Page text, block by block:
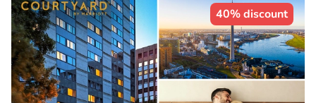
40% discount